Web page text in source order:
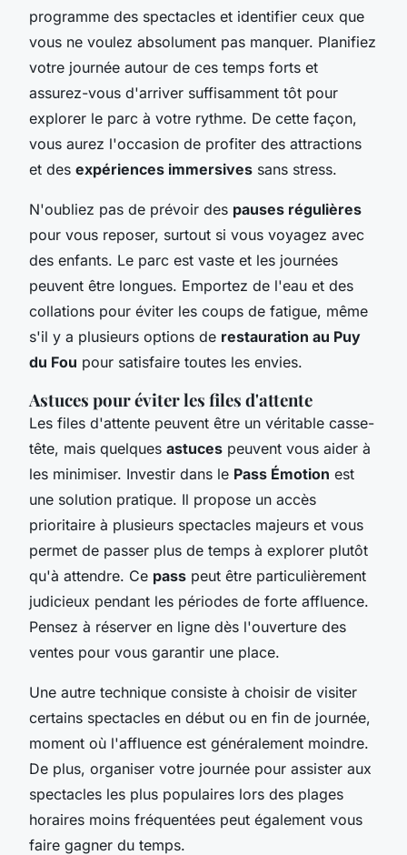
programme des spectacles et identifier ceux que
vous ne voulez absolument pas manquer. Planifiez
votre journée autour de ces temps forts et
assurez-vous d'arriver suffisamment tôt pour
explorer le parc à votre rythme. De cette façon,
vous aurez l'occasion de profiter des attractions
et des expériences immersives sans stress.
N'oubliez pas de prévoir des pauses régulières
pour vous reposer, surtout si vous voyagez avec
des enfants. Le parc est vaste et les journées
peuvent être longues. Emportez de l'eau et des
collations pour éviter les coups de fatigue, même
s'il y a plusieurs options de restauration au Puy
du Fou pour satisfaire toutes les envies.
Astuces pour éviter les files d'attente
Les files d'attente peuvent être un véritable casse-
tête, mais quelques astuces peuvent vous aider à
les minimiser. Investir dans le Pass Émotion est
une solution pratique. Il propose un accès
prioritaire à plusieurs spectacles majeurs et vous
permet de passer plus de temps à explorer plutôt
qu'à attendre. Ce pass peut être particulièrement
judicieux pendant les périodes de forte affluence.
Pensez à réserver en ligne dès l'ouverture des
ventes pour vous garantir une place.
Une autre technique consiste à choisir de visiter
certains spectacles en début ou en fin de journée,
moment où l'affluence est généralement moindre.
De plus, organiser votre journée pour assister aux
spectacles les plus populaires lors des plages
horaires moins fréquentées peut également vous
faire gagner du temps.